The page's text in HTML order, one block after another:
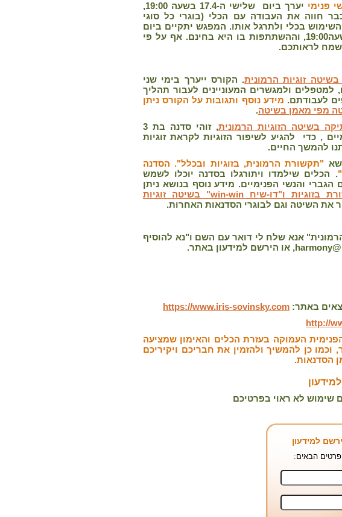
פנימי
יערך ביום שלישי ה-17.4 בשעה 19:00,
חווה את העבודה עם הכלי (בוגרי כל סוגי
בכלי ולתרגל אותו. המפגש יתקיים ביום
בשעה19:00, וההשתתפות בו היא בחינם. אף על פי
לראותכם.
זוגיות הרמונית. הקורס ייערך בימי שני
מיועד למאמנים, למטפלים ולמגשרים המעוניינים לעבור תהליך
לעבודתם. מידע נוסף ותגובות על הקורס ניתן
מפי מאמן בשיטה.
בשיטה הזוגיות הרמונית
, זוהי סדנה בת 3
, כדי להגיע לשיפור הזוגיות לקראת זוגיות
להמשך החיים.
"תקשורת הרמונית, בזוגיות ובכלל". הסדנה
. הכלים שילמדו ויתורגלו בסדנה יוכלו לשמש
והנשי הפנימיים. מידע נוסף בנושא ניתן
"תקשורת בזוגיות ו"דו-שיח win-win" בשיטה זוגיות
את השיטה וגם לבוגרי הסדנאות האחרות.
אנא שלח לי דואר עם השם ו"נא להוסיף
באתר: https://www.iris-sovinsky.com
http://
העמוקה בעזרת הכלים והאימון שמציעה
כן להמשיך ולהזמין את חבריכם ויקיריכם
הסדנאות.
שימוש לא ראוי בפרטיכם
למידעון
הבאים: